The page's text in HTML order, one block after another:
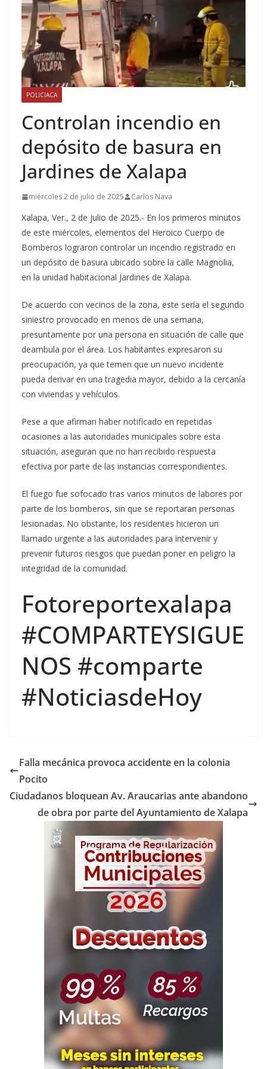
POLICIACA
Controlan incendio en
depósito de basura en
Jardines de Xalapa
miércoles 2 de julio de 2025 Carlos Nava
Xalapa, Ver., 2 de julio de 2025.- En los primeros minutos
de este miércoles, elementos del Heroico Cuerpo de
Bomberos lograron controlar un incendio registrado en
un depósito de basura ubicado sobre la calle Magnolia,
en la unidad habitacional Jardines de Xalapa.
De acuerdo con vecinos de la zona, este sería el segundo
siniestro provocado en menos de una semana,
presuntamente por una persona en situación de calle que
deambula por el área. Los habitantes expresaron su
preocupación, ya que temen que un nuevo incidente
pueda derivar en una tragedia mayor, debido a la cercanía
con viviendas y vehículos.
Pese a que afirman haber notificado en repetidas
ocasiones a las autoridades municipales sobre esta
situación, aseguran que no han recibido respuesta
efectiva por parte de las instancias correspondientes.
El fuego fue sofocado tras varios minutos de labores por
parte de los bomberos, sin que se reportaran personas
lesionadas. No obstante, los residentes hicieron un
llamado urgente a las autoridades para intervenir y
prevenir futuros riesgos que puedan poner en peligro la
integridad de la comunidad.
Fotoreportexalapa
#COMPARTEYSIGUE
NOS #comparte
#NoticiasdeHoy
Falla mecánica provoca accidente en la colonia
Pocito
Ciudadanos bloquean Av. Araucarias ante abandono
de obra por parte del Ayuntamiento de Xalapa